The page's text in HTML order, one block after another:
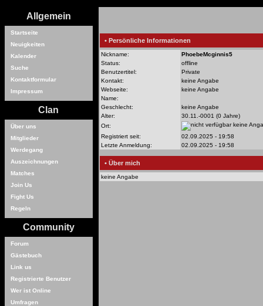
Allgemein
Startseite
Neuigkeiten
Kalender
Suche
Kontaktformular
Impressum
Clan
Über uns
Mitglieder
Werdegang
Auszeichnungen
Matches
Join Us
Fight Us
Regeln
Community
Forum
Gästebuch
Link us
Registrierte Benutzer
Wer ist Online
Umfragen
• Persönliche Informationen
Nickname:
PhoebeMcginnis5
Status:
offline
Benutzertitel:
Private
Kontakt:
keine Angabe
Webseite:
keine Angabe
Name:
Geschlecht:
keine Angabe
Alter:
30.11.-0001 (0 Jahre)
Ort:
keine
Registriert seit:
02.09.2025 - 19:58
Letzte Anmeldung:
02.09.2025 - 19:58
• Über mich
keine Angabe